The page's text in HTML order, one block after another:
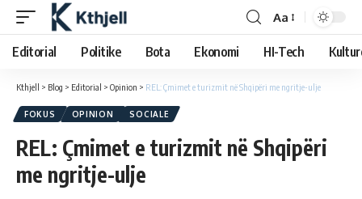
Aa
Editorial Politike Bota Ekonomi HI-Tech
Kthjell > Blog > Editorial > Opinion > REL: Çmimet e turizmit në Shqipëri me ngritje-ulje
FOKUS OPINION SOCIALE
REL: Çmimet e turizmit në Shqipëri
me ngritje-ulje